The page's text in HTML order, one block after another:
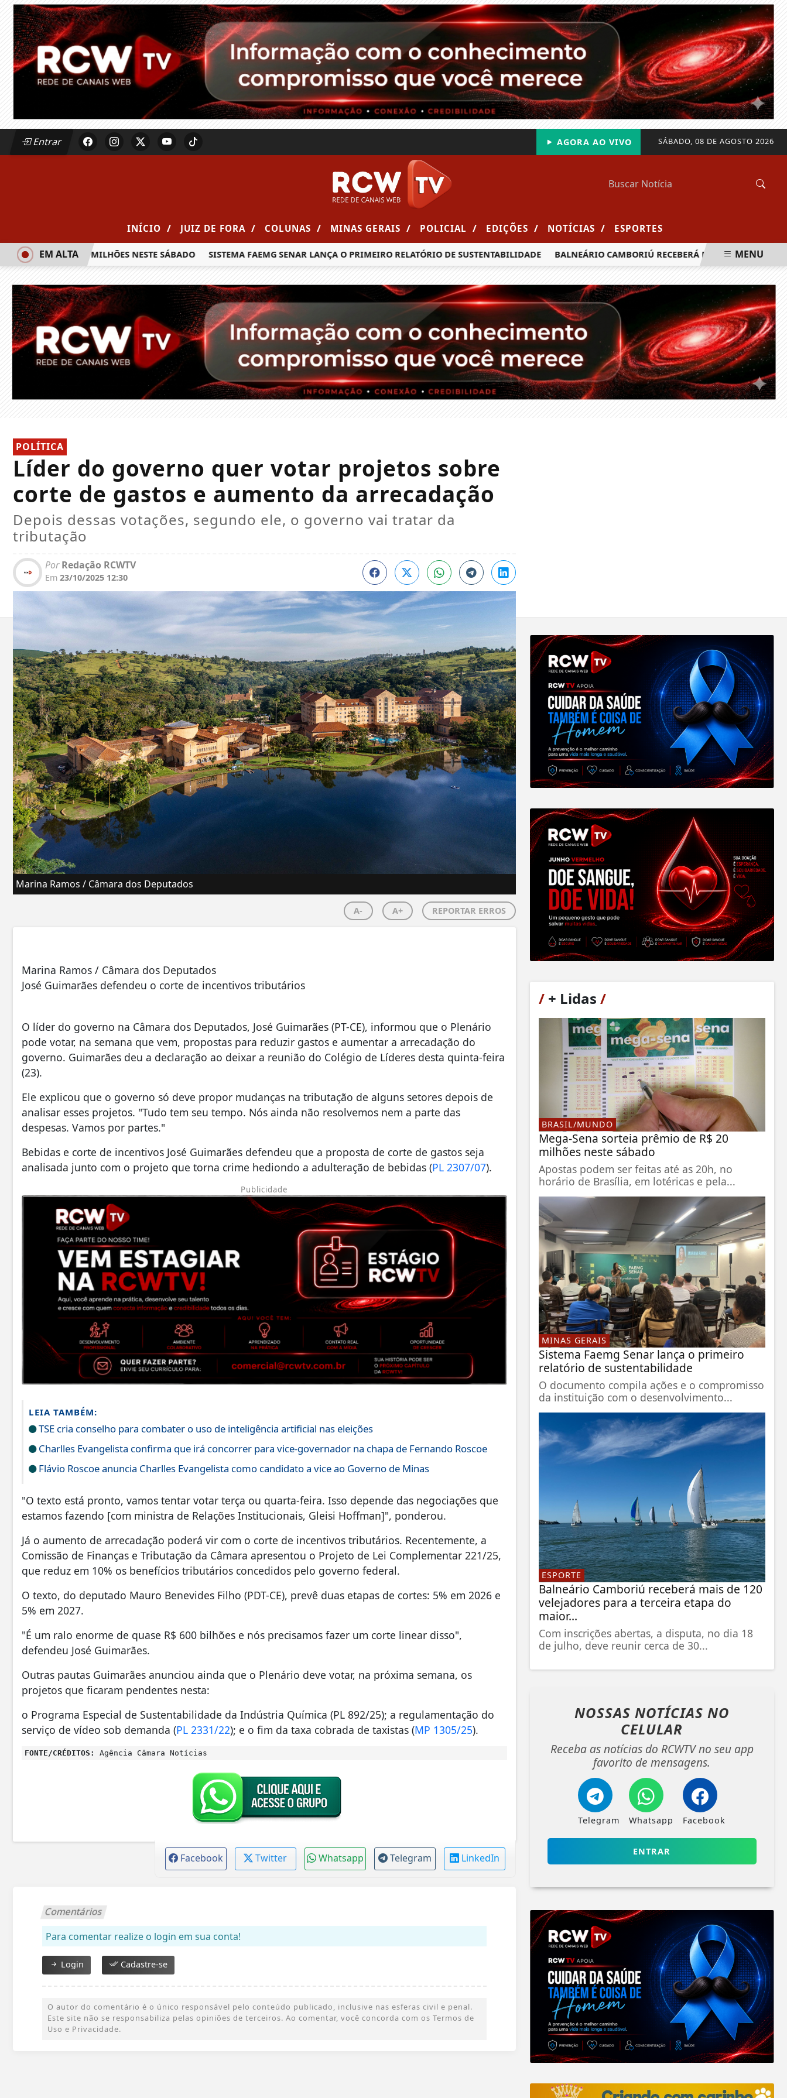
Entrar SÁBADO, 08 DE AGOSTO 2026
AGORA AO VIVO
INÍCIO / JUIZ DE FORA / COLUNAS / MINAS GERAIS / POLICIAL / EDIÇÕES / NOTÍCIAS / ESPORTES
DE R$ 20 MILHÕES NESTE SÁBADO SISTEMA FAEMG SENAR LANÇA O PRIMEIRO RELATÓRIO DE SUSTENTABILIDADE BALNEÁRIO CAMBORIÚ RECEBERÁ MAIS DE 120
EM ALTA MENU
POLÍTICA
Líder do governo quer votar projetos sobre
corte de gastos e aumento da arrecadação
Depois dessas votações, segundo ele, o governo vai tratar da
tributação
PorRedação RCWTV
Em 23/10/2025 12:30
Marina Ramos / Câmara dos Deputados
A- A+ REPORTAR ERROS
Marina Ramos / Câmara dos Deputados
José Guimarães defendeu o corte de incentivos tributários
O líder do governo na Câmara dos Deputados, José Guimarães (PT-CE), informou que o Plenário
pode votar, na semana que vem, propostas para reduzir gastos e aumentar a arrecadação do
governo. Guimarães deu a declaração ao deixar a reunião do Colégio de Líderes desta quinta-feira
(23).
Ele explicou que o governo só deve propor mudanças na tributação de alguns setores depois de
analisar esses projetos. "Tudo tem seu tempo. Nós ainda não resolvemos nem a parte das
despesas. Vamos por partes."
Bebidas e corte de incentivos José Guimarães defendeu que a proposta de corte de gastos seja
analisada junto com o projeto que torna crime hediondo a adulteração de bebidas (PL 2307/07).
Publicidade
LEIA TAMBÉM:
TSE cria conselho para combater o uso de inteligência artificial nas eleições
Charlles Evangelista confirma que irá concorrer para vice-governador na chapa de Fernando Roscoe
Flávio Roscoe anuncia Charlles Evangelista como candidato a vice ao Governo de Minas
"O texto está pronto, vamos tentar votar terça ou quarta-feira. Isso depende das negociações que
estamos fazendo [com ministra de Relações Institucionais, Gleisi Hoffman]", ponderou.
Já o aumento de arrecadação poderá vir com o corte de incentivos tributários. Recentemente, a
Comissão de Finanças e Tributação da Câmara apresentou o Projeto de Lei Complementar 221/25,
que reduz em 10% os benefícios tributários concedidos pelo governo federal.
O texto, do deputado Mauro Benevides Filho (PDT-CE), prevê duas etapas de cortes: 5% em 2026 e
5% em 2027.
"É um ralo enorme de quase R$ 600 bilhões e nós precisamos fazer um corte linear disso",
defendeu José Guimarães.
Outras pautas Guimarães anunciou ainda que o Plenário deve votar, na próxima semana, os
projetos que ficaram pendentes nesta:
o Programa Especial de Sustentabilidade da Indústria Química (PL 892/25); a regulamentação do
serviço de vídeo sob demanda (PL 2331/22); e o fim da taxa cobrada de taxistas (MP 1305/25).
FONTE/CRÉDITOS: Agência Câmara Notícias
Facebook Twitter Whatsapp Telegram LinkedIn
Comentários
Para comentar realize o login em sua conta!
Login Cadastre-se
O autor do comentário é o único responsável pelo conteúdo publicado, inclusive nas esferas civil e penal.
Este site não se responsabiliza pelas opiniões de terceiros. Ao comentar, você concorda com os Termos de
Uso e Privacidade.
/+ Lidas /
BRASIL/MUNDO
Mega-Sena sorteia prêmio de R$ 20
milhões neste sábado
Apostas podem ser feitas até as 20h, no
horário de Brasília, em lotéricas e pela...
MINAS GERAIS
Sistema Faemg Senar lança o primeiro
relatório de sustentabilidade
O documento compila ações e o compromisso
da instituição com o desenvolvimento...
ESPORTE
Balneário Camboriú receberá mais de 120
velejadores para a terceira etapa do
maior...
Com inscrições abertas, a disputa, no dia 18
de julho, deve reunir cerca de 30...
NOSSAS NOTÍCIAS NO
CELULAR
Receba as notícias do RCWTV no seu app
favorito de mensagens.
Telegram Whatsapp Facebook
ENTRAR